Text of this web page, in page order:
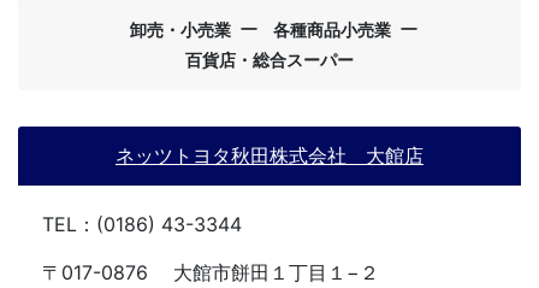
卸売・小売業 ー 各種商品小売業 ー
百貨店・総合スーパー
ネッツトヨタ秋田株式会社 大館店
TEL：(0186) 43-3344
〒017-0876
大館市餅田１丁目１−２